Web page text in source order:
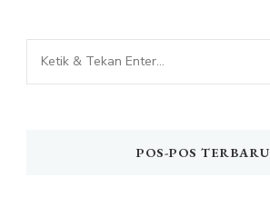
Mencari
Sesuatu?
POS-POS TERBARU